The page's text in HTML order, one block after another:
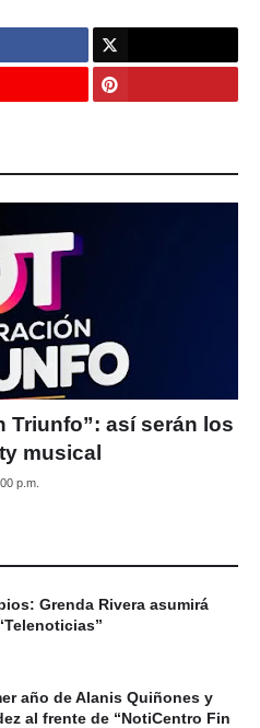
Triunfo”: así serán los
musical
p.m.
Grenda Rivera asumirá
año de Alanis Quiñones y
al frente de “NotiCentro Fin